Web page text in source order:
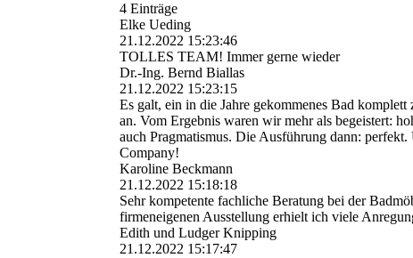
4 Einträge
Elke Ueding
21.12.2022 15:23:46
TOLLES TEAM! Immer gerne wieder
Dr.-Ing. Bernd Biallas
21.12.2022 15:23:15
Es galt, ein in die Jahre gekommenes Bad
an. Vom Ergebnis waren wir mehr als begeistert:
auch Pragmatismus. Die Ausführung dann:
Company!
Karoline Beckmann
21.12.2022 15:18:18
Sehr kompetente fachliche Beratung bei der
firmeneigenen Ausstellung erhielt ich viele
Edith und Ludger Knipping
21.12.2022 15:17:47